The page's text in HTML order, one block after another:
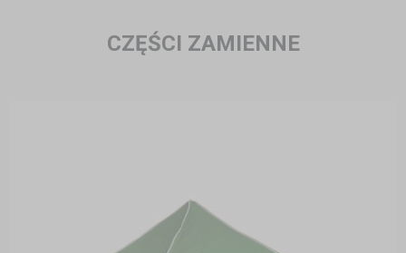
CZĘŚCI ZAMIENNE